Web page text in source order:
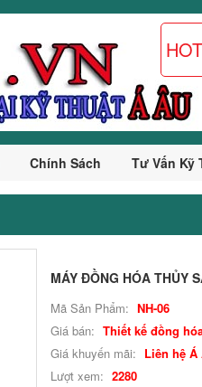
Chính Sách Tư Vấn Kỹ
MÁY ĐỒNG HÓA THỦY
Mã Sản Phẩm: NH-06
Giá bán: Thiết kế đồng
Giá khuyến mãi: Liên hệ Á
Lượt xem: 2280